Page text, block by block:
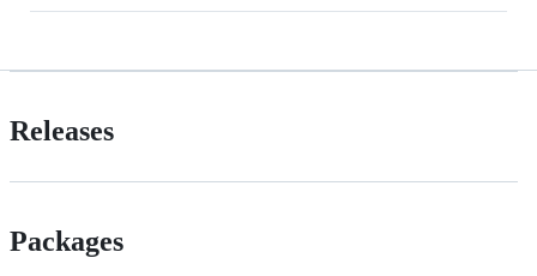
Releases
Packages